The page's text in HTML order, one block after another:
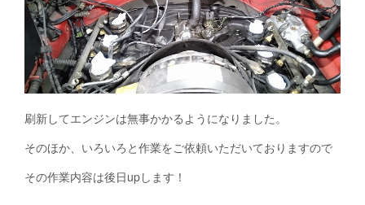
刷新してエンジンは無事かかるようになりました。
そのほか、いろいろと作業をご依頼いただいておりますので
その作業内容は後日upします！